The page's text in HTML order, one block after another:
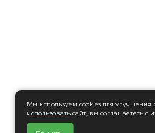
Мы используем cookies для улучшения
использовать сайт, вы соглашаетесь с